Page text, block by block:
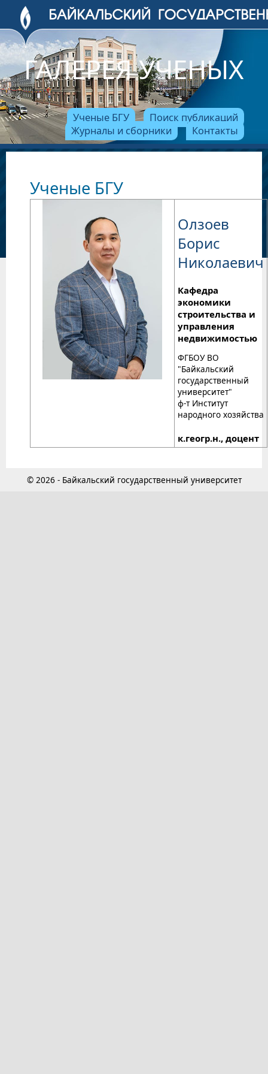
ГАЛЕРЕЯ УЧЕНЫХ
Ученые БГУ
Поиск публикаций
Журналы и сборники
Контакты
Ученые БГУ
Олзоев
Борис
Николаевич
Кафедра
экономики
строительства и
управления
недвижимостью
ФГБОУ ВО
"Байкальский
государственный
университет"
ф-т Институт
народного хозяйства
к.геогр.н., доцент
© 2026 - Байкальский государственный университет